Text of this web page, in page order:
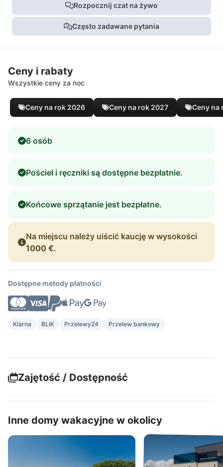
Rozpocznij czat na żywo
Często zadawane pytania
Ceny i rabaty
Wszystkie ceny za noc
Ceny na rok 2026 Ceny na rok 2027 Ceny na
6 osób
Pościel i ręczniki są dostępne bezpłatnie.
Końcowe sprzątanie jest bezpłatne.
Na miejscu należy uiścić kaucję w wysokości
1000 €.
Dostępne metody płatności
Klarna BLIK Przelewy24 Przelew bankowy
Zajętość / Dostępność
Inne domy wakacyjne w okolicy